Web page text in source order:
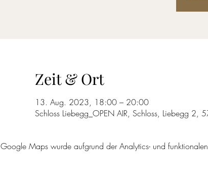
Zeit & Ort
13. Aug. 2023, 18:00 – 20:00
Schloss Liebegg_OPEN AIR, Schloss, Liebegg 2,
Google Maps wurde aufgrund der Analytics- und